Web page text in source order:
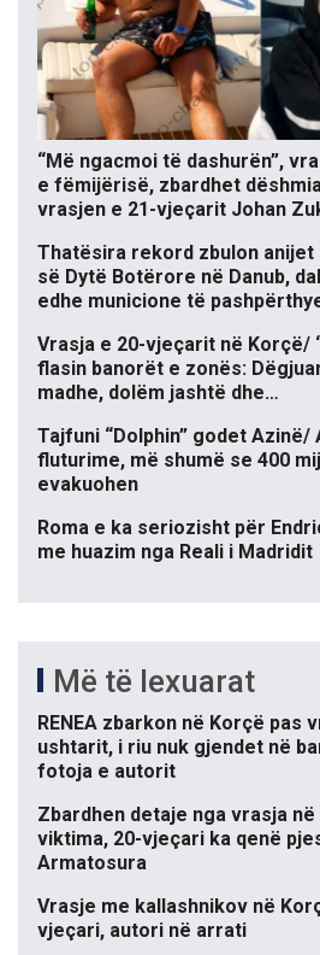
“Më ngacmoi të dashurën”,
e fëmijërisë, zbardhet
vrasjen e 21-vjeçarit Johan
Thatësira rekord zbulon
së Dytë Botërore në Danub,
edhe municione të
Vrasja e 20-vjeçarit në Korçë/
flasin banorët e zonës:
madhe, dolëm jashtë dhe…
Tajfuni “Dolphin” godet Azinë/
fluturime, më shumë se 400
evakuohen
Roma e ka seriozisht për
me huazim nga Reali i Madridit
Më të lexuarat
RENEA zbarkon në Korçë pas
ushtarit, i riu nuk gjendet në
fotoja e autorit
Zbardhen detaje nga vrasja
viktima, 20-vjeçari ka qenë
Armatosura
Vrasje me kallashnikov në
vjeçari, autori në arrati